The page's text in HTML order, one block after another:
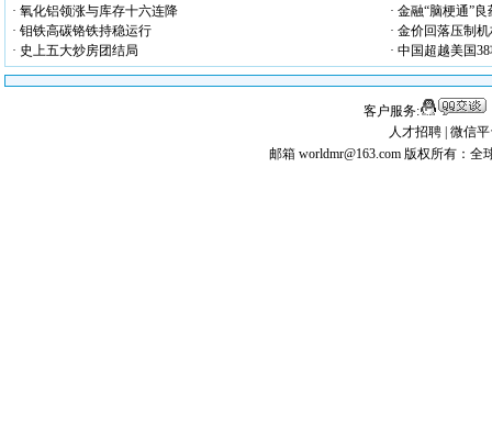
· 氧化铝领涨与库存十六连降
· 金融“脑梗通”
· 钼铁高碳铬铁持稳运行
· 金价回落压制
· 史上五大炒房团结局
· 中国超越美国
客户服务:
人才招聘 微信
邮箱 worldmr@163.com 版权所有：全